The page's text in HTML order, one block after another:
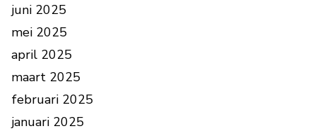
juni 2025
mei 2025
april 2025
maart 2025
februari 2025
januari 2025